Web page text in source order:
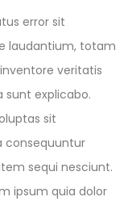
error sit
laudantium, totam
veritatis
explicabo.
sit
consequuntur
sequi nesciunt.
ipsum quia dolor